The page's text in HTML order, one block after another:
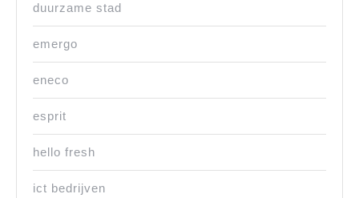
duurzame stad
emergo
eneco
esprit
hello fresh
ict bedrijven